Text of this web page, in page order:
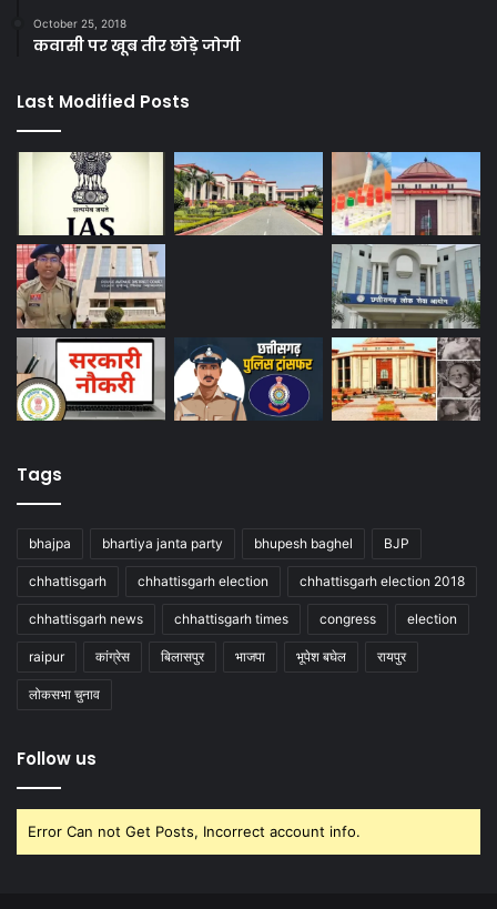
October 25, 2018
कवासी पर खूब तीर छोड़े जोगी
Last Modified Posts
Tags
bhajpa bhartiya janta party bhupesh baghel BJP
chhattisgarh chhattisgarh election chhattisgarh election 2018
chhattisgarh news chhattisgarh times congress election
raipur कांग्रेस बिलासपुर भाजपा भूपेश बघेल रायपुर
लोकसभा चुनाव
Follow us
Error Can not Get Posts, Incorrect account info.